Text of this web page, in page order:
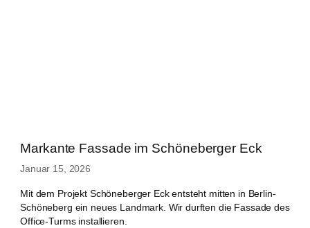
Markante Fassade im Schöneberger Eck
Januar 15, 2026
Mit dem Projekt Schöneberger Eck entsteht mitten in Berlin-
Schöneberg ein neues Landmark. Wir durften die Fassade des
Office-Turms installieren.